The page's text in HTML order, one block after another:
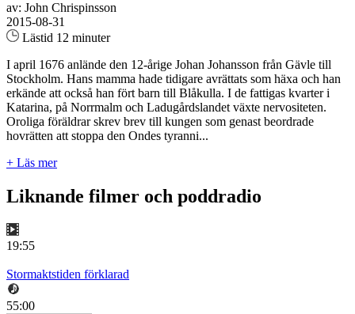
av: John Chrispinsson
2015-08-31
Lästid 12 minuter
I april 1676 anlände den 12-årige Johan Johansson från Gävle till
Stockholm. Hans mamma hade tidigare avrättats som häxa och han
erkände att också han fört barn till Blåkulla. I de fattigas kvarter i
Katarina, på Norrmalm och Ladugårdslandet växte nervositeten.
Oroliga föräldrar skrev brev till kungen som genast beordrade
hovrätten att stoppa den Ondes tyranni...
+ Läs mer
Liknande filmer och poddradio
19:55
Stormaktstiden förklarad
55:00